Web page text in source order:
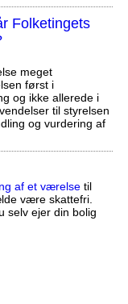
Folketingets
meget
først i
og ikke allerede i
til styrelsen
og vurdering af
af et værelsetil
være skattefri.
selv ejer din bolig